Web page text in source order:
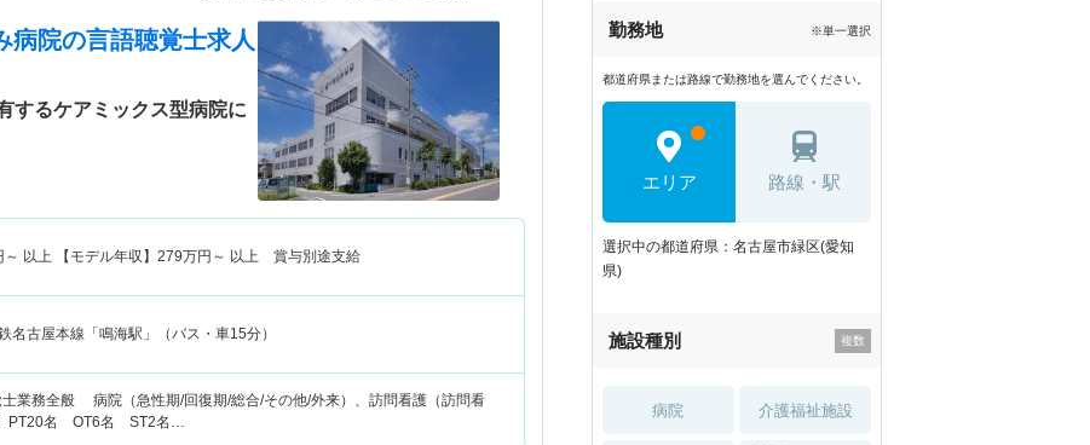
病院の言語聴覚士求人
するケアミックス型病院に
～ 以上 【モデル年収】 279万円～ 以上 賞与別途支給
名古屋本線「鳴海駅」（バス・車15分）
士業務全般 病院（急性期/回復期/総合/その他/外来）、訪問看護（訪問看
】PT20名 OT6名 ST2名…
勤務地 ※単一選択
都道府県または路線で勤務地を選んでください。
エリア 路線・駅
選択中の都道府県：名古屋市緑区(愛知
県)
施設種別
病院 介護福祉施設